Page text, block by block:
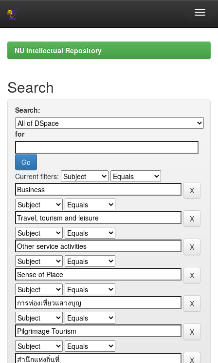
navigationNU Intellectual Repository
Search
Search:
for
Current filters: